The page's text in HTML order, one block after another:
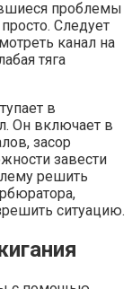
проблемы
Следует
канал на
тяга
в
Он включает в
засор
завести
решить
ситуацию.